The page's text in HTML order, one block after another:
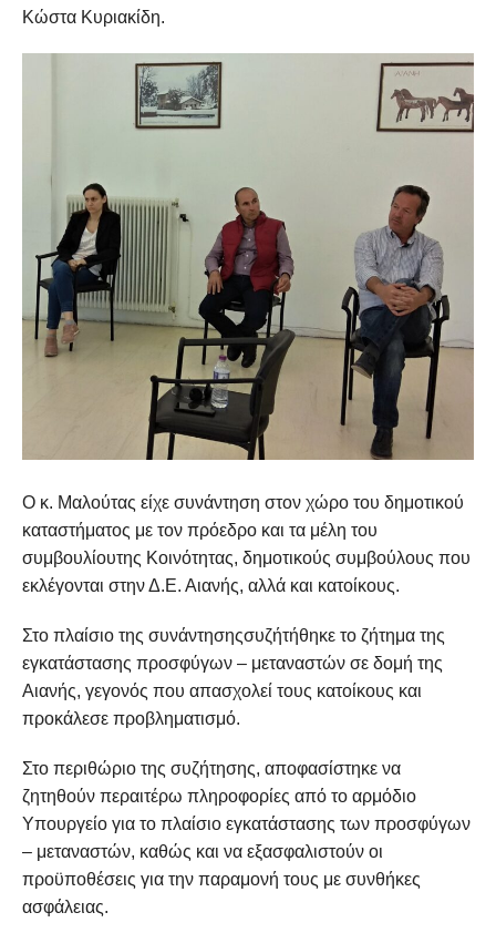
Κώστα Κυριακίδη.
Ο κ. Μαλούτας είχε συνάντηση στον χώρο του δημοτικού
καταστήματος με τον πρόεδρο και τα μέλη του
συμβουλίουτης Κοινότητας, δημοτικούς συμβούλους που
εκλέγονται στην Δ.Ε. Αιανής, αλλά και κατοίκους.
Στο πλαίσιο της συνάντησηςσυζήτήθηκε το ζήτημα της
εγκατάστασης προσφύγων – μεταναστών σε δομή της
Αιανής, γεγονός που απασχολεί τους κατοίκους και
προκάλεσε προβληματισμό.
Στο περιθώριο της συζήτησης, αποφασίστηκε να
ζητηθούν περαιτέρω πληροφορίες από το αρμόδιο
Υπουργείο για το πλαίσιο εγκατάστασης των προσφύγων
– μεταναστών, καθώς και να εξασφαλιστούν οι
προϋποθέσεις για την παραμονή τους με συνθήκες
ασφάλειας.